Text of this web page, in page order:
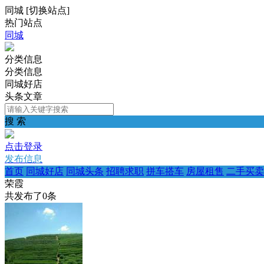
同城 [切换站点]
热门站点
同城
分类信息
分类信息
同城好店
头条文章
搜 索
点击登录
发布信息
首页 同城好店 同城头条 招聘求职 拼车搭车 房屋租售 二手买卖
荣霞
共发布了0条